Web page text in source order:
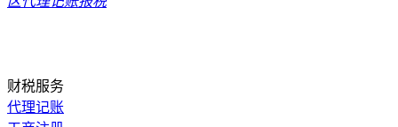
财税服务
代理记账